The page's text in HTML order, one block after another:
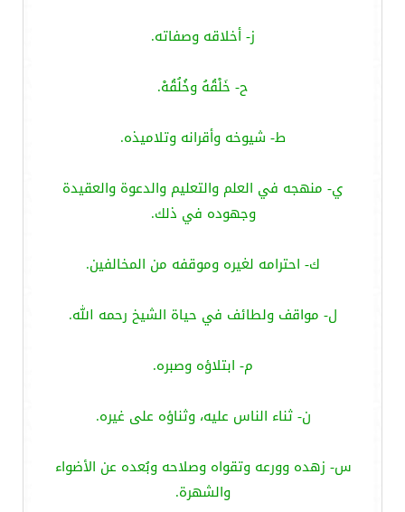
ز- أخلاقه وصفاته.
ح- خَلْقُهُ وخُلُقُهْ.
ط- شيوخه وأقرانه وتلاميذه.
ي- منهجه في العلم والتعليم والدعوة والعقيدة
وجهوده في ذلك.
ك- احترامه لغيره وموقفه من المخالفين.
ل- مواقف ولطائف في حياة الشيخ رحمه الله.
م- ابتلاؤه وصبره.
ن- ثناء الناس عليه، وثناؤه على غيره.
س- زهده وورعه وتقواه وصلاحه وبُعده عن الأضواء
والشهرة.